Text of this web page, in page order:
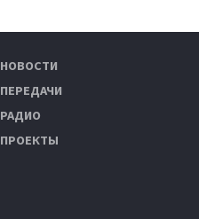
НОВОСТИ
ПЕРЕДАЧИ
РАДИО
ПРОЕКТЫ